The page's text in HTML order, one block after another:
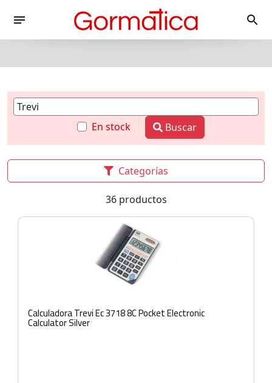
En stock Buscar
Categorías
36 productos
Calculadora Trevi Ec 3718 8C Pocket Electronic
Calculator Silver